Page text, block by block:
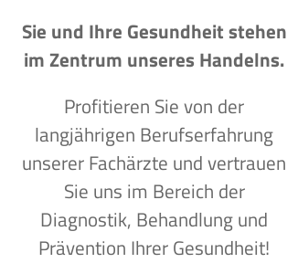
Sie und Ihre Gesundheit stehen
im Zentrum unseres Handelns.
Profitieren Sie von der
langjährigen Berufserfahrung
unserer Fachärzte und vertrauen
Sie uns im Bereich der
Diagnostik, Behandlung und
Prävention Ihrer Gesundheit!